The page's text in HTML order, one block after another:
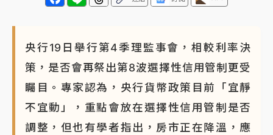
央行19日舉行第4季理監事會，相較利率決
策，是否會再祭出第8波選擇性信用管制更受
矚目。專家認為，央行貨幣政策目前「宜靜
不宜動」，重點會放在選擇性信用管制是否
調整，但也有學者指出，房市正在降溫，應